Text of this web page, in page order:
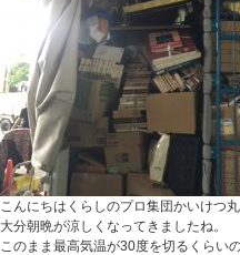
こんにちはくらしのプロ集団かいけつ
大分朝晩が涼しくなってきましたね。
このまま最高気温が30度を切るくらい